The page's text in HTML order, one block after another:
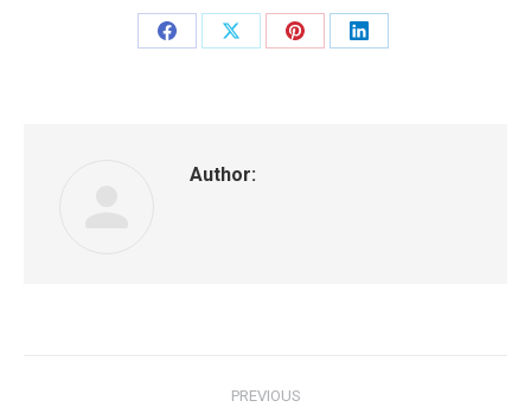
Share
Share
Share
Share
Author:
PREVIOUS